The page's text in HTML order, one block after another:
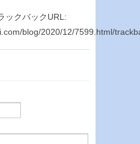
ックバックURL:
blog/2020/12/7599.html/